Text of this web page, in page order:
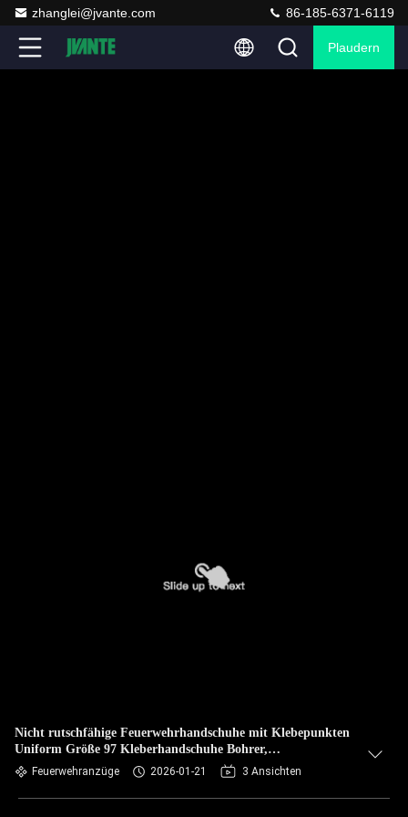
zhanglei@jvante.com 86-185-6371-6119
Plaudern
Nicht rutschfähige Feuerwehrhandschuhe mit Klebepunkten
Uniform Größe 97 Kleberhandschuhe Bohrer,
Feuerwehrbohrer, Schulbohrer usw.
Feuerwehranzüge 2026-01-21 3 Ansichten